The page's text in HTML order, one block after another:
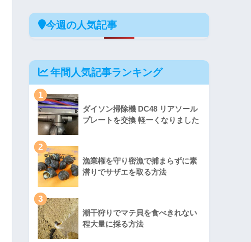
今週の人気記事
年間人気記事ランキング
1
ダイソン掃除機 DC48 リアソール
プレートを交換 軽ーくなりました
2
漁業権を守り密漁で捕まらずに素
潜りでサザエを取る方法
3
潮干狩りでマテ貝を食べきれない
程大量に採る方法